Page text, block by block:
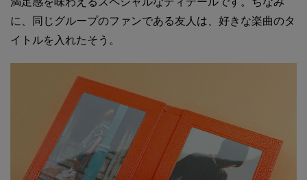
に、同じグループのファンである友人は、好きな楽曲のタ
イトルを入れたそう。